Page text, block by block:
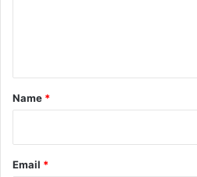
*
Name *
Email *